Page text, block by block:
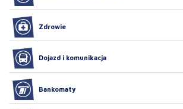
Zdrowie
Dojazd i komunikacja
Bankomaty